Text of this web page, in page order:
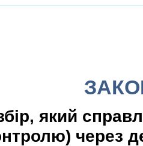
який
через